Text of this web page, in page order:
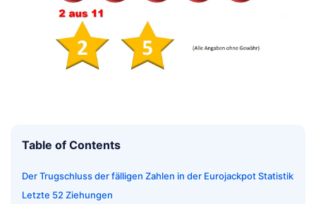
Table of Contents
Der Trugschluss der fälligen Zahlen in der Eurojackpot Statistik
Letzte 52 Ziehungen